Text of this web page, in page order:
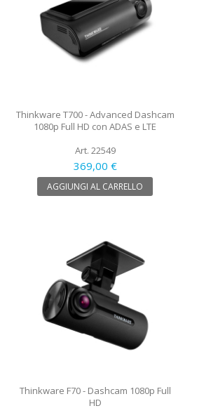
Thinkware T700 - Advanced Dashcam
1080p Full HD con ADAS e LTE
Art. 22549
369,00 €
AGGIUNGI AL CARRELLO
Thinkware F70 - Dashcam 1080p Full
HD